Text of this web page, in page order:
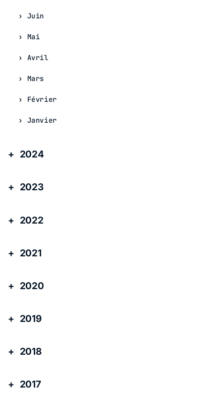
Juin
Mai
Avril
Mars
Février
Janvier
2024
2023
2022
2021
2020
2019
2018
2017